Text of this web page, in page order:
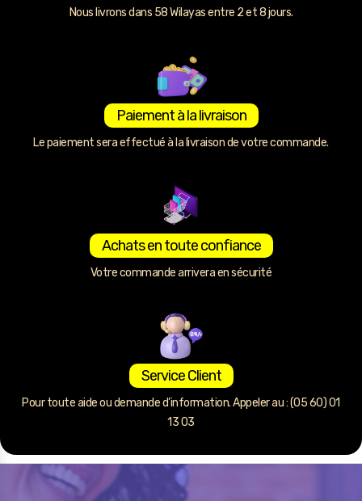
Nous livrons dans 58 Wilayas entre 2 et 8 jours.
Paiement à la livraison
Le paiement sera effectué à la livraison de votre commande.
Achats en toute confiance
Votre commande arrivera en sécurité
Service Client
Pour toute aide ou demande d’information. Appeler au : (05 60) 01
13 03